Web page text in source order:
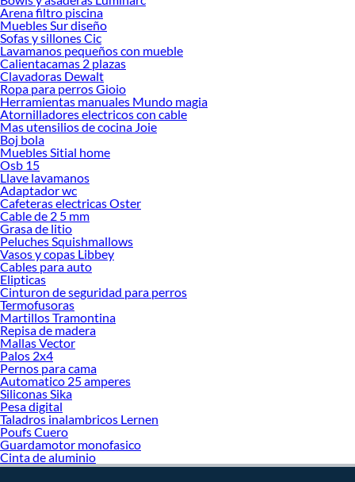
Explora la variedad de productos de Gasfitería en Sodimac
Herramientas, materiales y accesorios de calidad para tus proyectos y
renovación de espacios. ¡Visítanos y descubre todo lo que tenemos para
ofrecerte!
Encuentra una amplia variedad de productos de Gasfitería en Sodimac.
Encuentra todo lo necesario para tus proyectos de renovación y decoración.
¡Visítanos y haz tus ideas realidad!
Arena filtro piscina
Muebles Sur diseño
Sofas y sillones Cic
Lavamanos pequeños con mueble
Calientacamas 2 plazas
Clavadoras Dewalt
Ropa para perros Gioio
Herramientas manuales Mundo magia
Atornilladores electricos con cable
Mas utensilios de cocina Joie
Boj bola
Muebles Sitial home
Osb 15
Llave lavamanos
Adaptador wc
Cafeteras electricas Oster
Cable de 2 5 mm
Grasa de litio
Peluches Squishmallows
Vasos y copas Libbey
Cables para auto
Elipticas
Cinturon de seguridad para perros
Termofusoras
Martillos Tramontina
Repisa de madera
Mallas Vector
Palos 2x4
Pernos para cama
Automatico 25 amperes
Siliconas Sika
Pesa digital
Taladros inalambricos Lernen
Poufs Cuero
Guardamotor monofasico
Cinta de aluminio